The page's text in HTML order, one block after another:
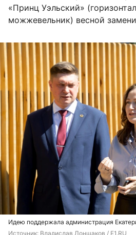
«Принц Уэльский»
можжевельник) весной
Идею поддержала администрация
Источник: Владислав Лоншаков / E1.RU